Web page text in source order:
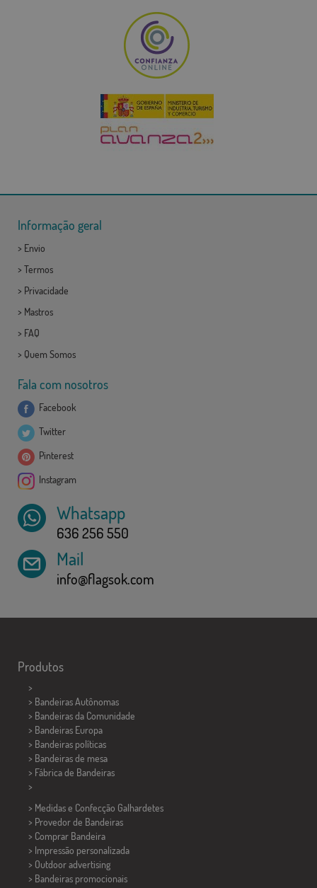
Informação geral
> Envio
> Termos
> Privacidade
> Mastros
> FAQ
> Quem Somos
Fala com nosotros
Facebook
Twitter
Pinterest
Instagram
Whatsapp
636 256 550
Mail
info@flagsok.com
Produtos
>
> Bandeiras Autônomas
> Bandeiras da Comunidade
> Bandeiras Europa
> Bandeiras políticas
> Bandeiras de mesa
> Fábrica de Bandeiras
>
> Medidas e Confecção Galhardetes
> Provedor de Bandeiras
> Comprar Bandeira
> Impressão personalizada
> Outdoor advertising
> Bandeiras promocionais